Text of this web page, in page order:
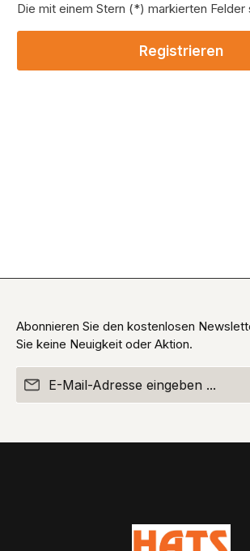
Die mit einem Stern (*) markierten
Registrieren
Abonnieren Sie den kostenlosen
Sie keine Neuigkeit oder Aktion.